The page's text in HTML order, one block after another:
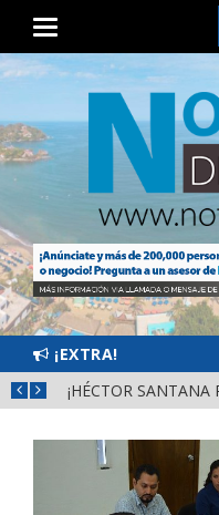
¡EXTRA!